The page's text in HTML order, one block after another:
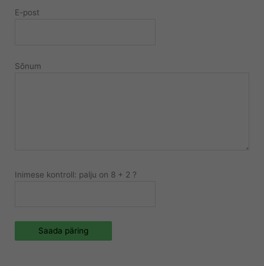
E-post
Sõnum
Inimese kontroll: palju on 8 + 2 ?
Saada päring